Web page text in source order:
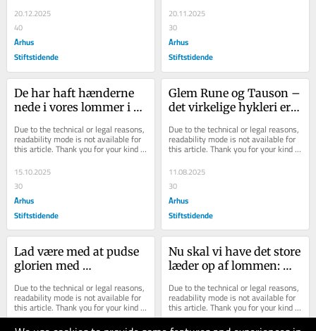
20.12.2025
40
Århus
Stiftstidende
20.11.2025
30
Århus
Stiftstidende
De har haft hænderne
nede i vores lommer i
ryddes sne og lappes
asfalt
Due to the technical or legal reasons,
readability mode is not available for
this article. Thank you for your kind
15.10.2025
30
Århus
Stiftstidende
Glem Rune og Tauson –
det virkelige hykleri er
Due to the technical or legal reasons,
readability mode is not available for
this article. Thank you for your kind
11.08.2025
30
Århus
Stiftstidende
Lad være med at pudse
glorien med
svindel og krumspring
Due to the technical or legal reasons,
readability mode is not available for
this article. Thank you for your kind
understanding.
Nu skal vi have det store
læder op af lommen:
en dødssejler
Due to the technical or legal reasons,
readability mode is not available for
this article. Thank you for your kind
understanding.